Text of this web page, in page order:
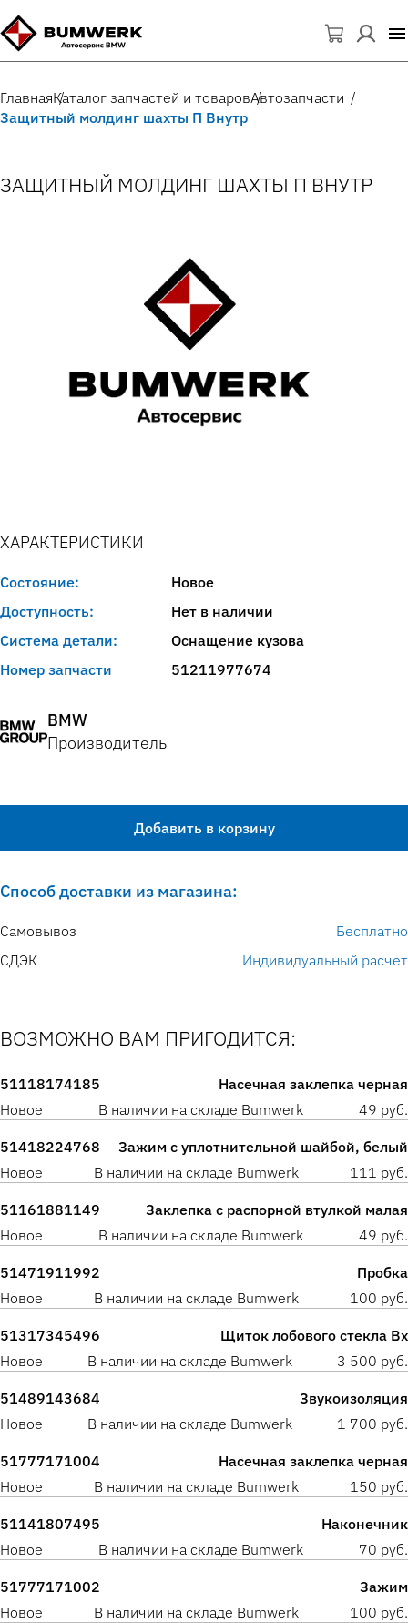
ГлавнаяКаталог запчастей и товаровАвтозапчасти
Защитный молдинг шахты П Внутр
ЗАЩИТНЫЙ МОЛДИНГ ШАХТЫ П ВНУТР
ХАРАКТЕРИСТИКИ
Состояние:
Новое
Доступность:
Нет в наличии
Система детали:
Оснащение кузова
Номер запчасти
51211977674
BMW
Производитель
Добавить в корзину
Способ доставки из магазина:
Самовывоз
Бесплатно
СДЭК
Индивидуальный расчет
ВОЗМОЖНО ВАМ ПРИГОДИТСЯ:
51118174185
Насечная заклепка черная
Новое
В наличии на складе Bumwerk 49 руб.
51418224768
Зажим с уплотнительной шайбой, белый
Новое
В наличии на складе Bumwerk 111 руб.
51161881149
Заклепка с распорной втулкой малая
Новое
В наличии на складе Bumwerk 49 руб.
51471911992
Пробка
Новое
В наличии на складе Bumwerk 100 руб.
51317345496
Щиток лобового стекла Вх
Новое
В наличии на складе Bumwerk 3 500 руб.
51489143684
Звукоизоляция
Новое
В наличии на складе Bumwerk 1 700 руб.
51777171004
Насечная заклепка черная
Новое
В наличии на складе Bumwerk 150 руб.
51141807495
Наконечник
Новое
В наличии на складе Bumwerk 70 руб.
51777171002
Зажим
Новое
В наличии на складе Bumwerk 100 руб.